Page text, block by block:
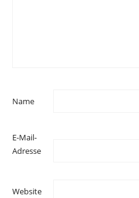
Name
E-Mail-
Adresse
Website